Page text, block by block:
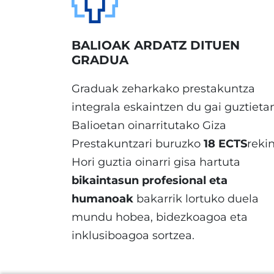
BALIOAK ARDATZ DITUEN
GRADUA
Graduak zeharkako prestakuntza
integrala eskaintzen du gai
Balioetan oinarritutako Giza
Prestakuntzari buruzko 18 ECTS
Hori guztia oinarri gisa hartuta
bikaintasun profesional eta
humanoak bakarrik lortuko duela
mundu hobea, bidezkoagoa eta
inklusiboagoa sortzea.